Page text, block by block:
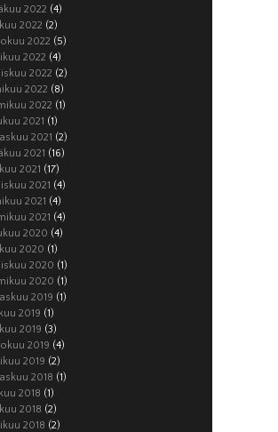
2022 (4)
2022 (2)
2022 (5)
2022 (4)
2022 (2)
2022 (8)
2022 (1)
2021 (1)
2021 (2)
2021 (16)
2021 (17)
2021 (4)
2021 (4)
2021 (4)
2020 (4)
2020 (1)
2020 (1)
2020 (1)
2019 (1)
2019 (1)
2019 (3)
2019 (4)
2019 (2)
2018 (1)
2018 (1)
2018 (2)
2018 (2)